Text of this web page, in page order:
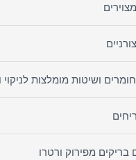
ושיטות מומלצות לניקוי
בריקים מפירוק ורטרו